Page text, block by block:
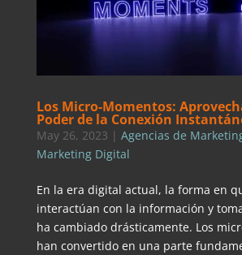
Los Micro-Momentos:
Poder de la Conexión
May 26, 2023 | Agencias de
Marketing Digital
En la era digital actual, la forma en
interactúan con la información y
ha cambiado drásticamente. Los
han convertido en una parte